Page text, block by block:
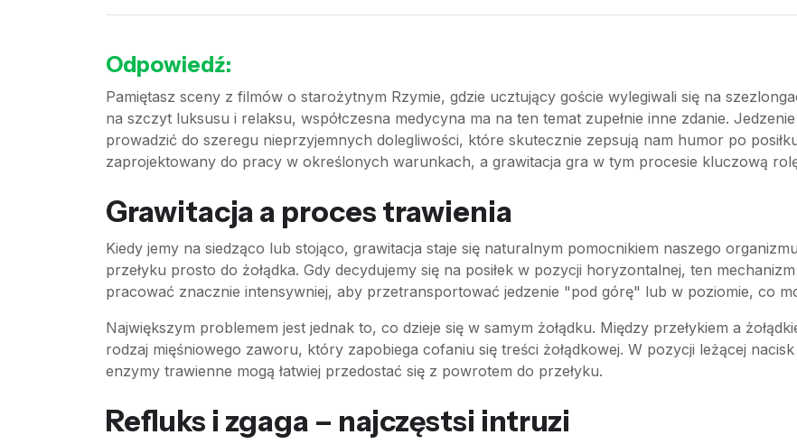
Odpowiedź:
Pamiętasz sceny z filmów o starożytnym Rzymie, gdzie ucztujący goście wylegiwali się na
na szczyt luksusu i relaksu, współczesna medycyna ma na ten temat zupełnie inne zdanie.
prowadzić do szeregu nieprzyjemnych dolegliwości, które skutecznie zepsują nam humor po
zaprojektowany do pracy w określonych warunkach, a grawitacja gra w tym procesie kluczową
Grawitacja a proces trawienia
Kiedy jemy na siedząco lub stojąco, grawitacja staje się naturalnym pomocnikiem naszego
przełyku prosto do żołądka. Gdy decydujemy się na posiłek w pozycji horyzontalnej, ten
pracować znacznie intensywniej, aby przetransportować jedzenie "pod górę" lub w poziomie, co
Największym problemem jest jednak to, co dzieje się w samym żołądku. Między przełykiem a
rodzaj mięśniowego zaworu, który zapobiega cofaniu się treści żołądkowej. W pozycji leżącej
enzymy trawienne mogą łatwiej przedostać się z powrotem do przełyku.
Refluks i zgaga – najczęstsi intruzi